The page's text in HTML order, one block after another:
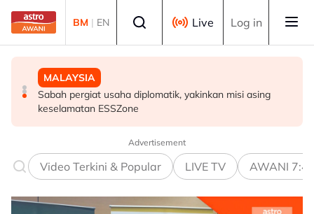
Skip to main content
BM | EN Live Log in
BISNES
Prestasi KDNK suku kedua Malaysia diunjur pada tahap
baik - Amir Hamzah
MALAYSIA
PDRM perkasa kawalan sempadan dengan AI, dron
MALAYSIA
Sabah pergiat usaha diplomatik, yakinkan misi asing
keselamatan ESSZone
Advertisement
Video Terkini & Popular LIVE TV AWANI